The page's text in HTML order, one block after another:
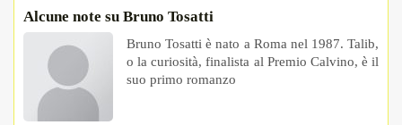
Alcune note su Bruno Tosatti
Bruno Tosatti è nato a Roma nel 1987. Talib,
o la curiosità, finalista al Premio Calvino, è il
suo primo romanzo